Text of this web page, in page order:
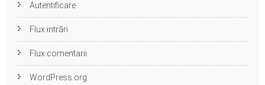
Autentificare
Flux intrări
Flux comentarii
WordPress.org